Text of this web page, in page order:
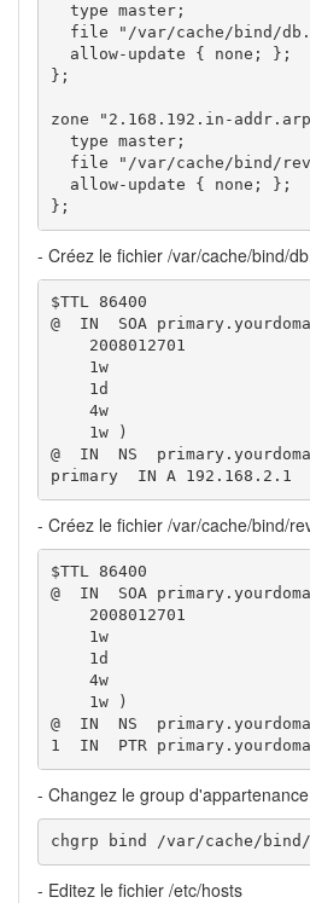
  type master;
file "/var/cache/bind/
  allow-update { none; };
};
zone "2.168.192.in-
  type master;
file "/var/cache/bind/
  allow-update { none; };
};
- Créez le fichier /var/cache/bind/
$TTL 86400
@  IN  SOA
    2008012701
    1w
    1d
    4w
    1w )
@  IN  NS
primary  IN A 192.168.2.1
- Créez le fichier /var/cache/bind/
$TTL 86400
@  IN  SOA
    2008012701
    1w
    1d
    4w
    1w )
@  IN  NS
1  IN  PTR
- Changez le group
chgrp bind /var/cache/
- Editez le fichier /etc/hosts